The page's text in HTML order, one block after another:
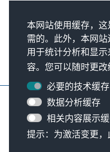
kann eine Enthaltung
tut sich Hanoi so
gegenüber Moskau
联系
基金会更多项目
版本说明 隐
Erklärung zur
网
© Konrad-
本网站使用缓存，
需的。此外，本网站
用于统计分析和显
容。您可以随时更改
必要的技术缓存
数据分析缓存
相关内容展示
提示：为激活变更